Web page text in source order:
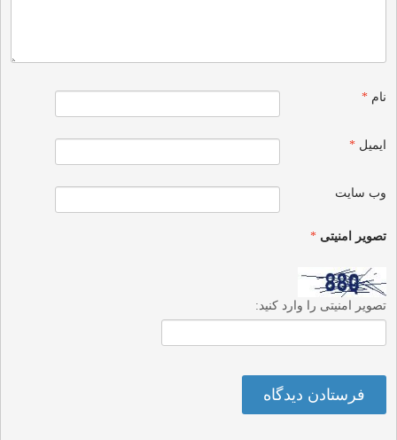
نام*
ایمیل*
وب‌ سایت
تصویر امنیتی*
تصویر امنیتی را وارد کنید: